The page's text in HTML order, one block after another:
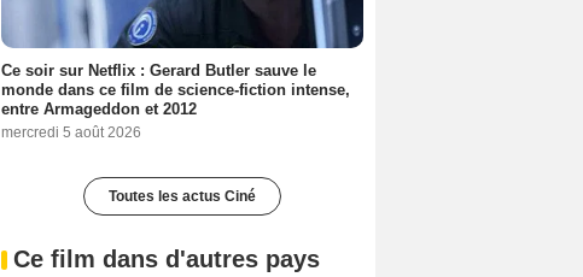
Ce soir sur Netflix : Gerard Butler sauve le
monde dans ce film de science-fiction intense,
entre Armageddon et 2012
mercredi 5 août 2026
Toutes les actus Ciné
Ce film dans d'autres pays